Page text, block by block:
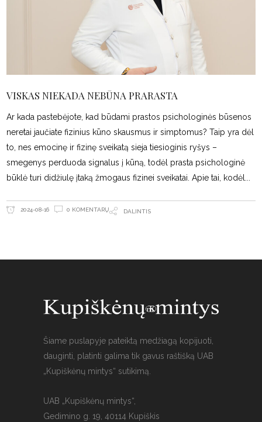
VISKAS NIEKADA NEBŪNA PRARASTA
Ar kada pastebėjote, kad būdami prastos psichologinės būsenos
neretai jaučiate fizinius kūno skausmus ir simptomus? Taip yra dėl
to, nes emocinę ir fizinę sveikatą sieja tiesioginis ryšys –
smegenys perduoda signalus į kūną, todėl prasta psichologinė
būklė turi didžiulę įtaką žmogaus fizinei sveikatai. Apie tai, kodėl
2024-08-16 0 KOMENTARŲ DALINTIS
Šiame puslapyje pateiktą medžiagą kopijuoti,
dauginti, platinti galima tik gavus raštišką UAB
„Kupiškėnų mintys“ sutikimą.
UAB „Kupiškėnų mintys“,
Gedimino g. 19, 40114 Kupiškis